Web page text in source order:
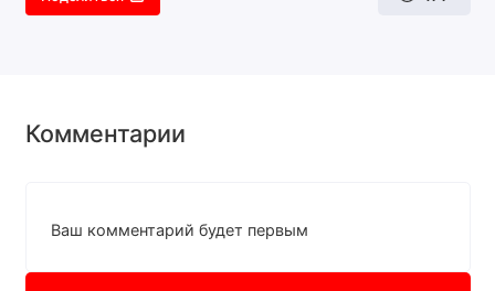
Комментарии
Ваш комментарий будет первым